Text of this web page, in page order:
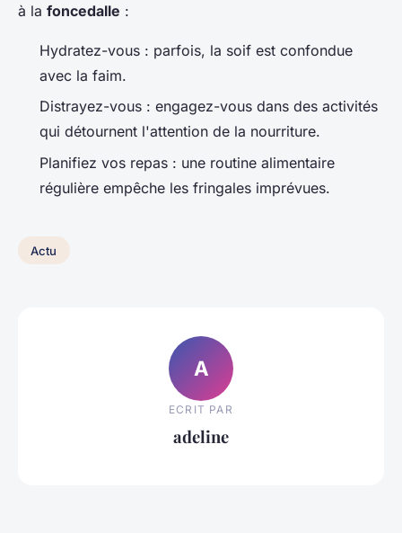
à la foncedalle :
Hydratez-vous : parfois, la soif est confondue
avec la faim.
Distrayez-vous : engagez-vous dans des activités
qui détournent l'attention de la nourriture.
Planifiez vos repas : une routine alimentaire
régulière empêche les fringales imprévues.
Actu
A
ECRIT PAR
adeline